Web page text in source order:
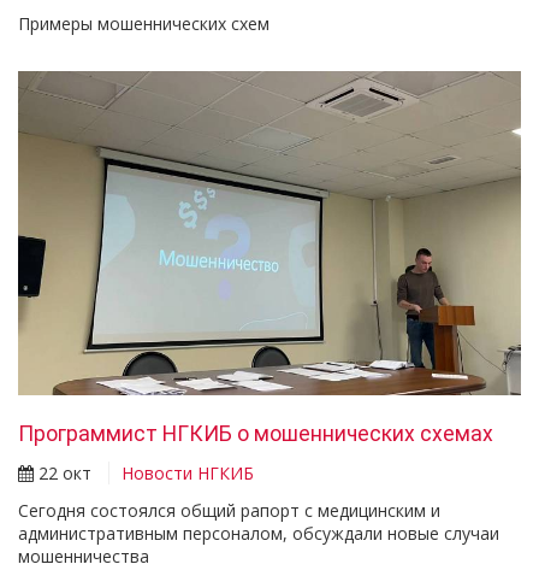
Примеры мошеннических схем
Программист НГКИБ о мошеннических схемах
22 окт
Новости НГКИБ
Сегодня состоялся общий рапорт с медицинским и
административным персоналом, обсуждали новые случаи
мошенничества